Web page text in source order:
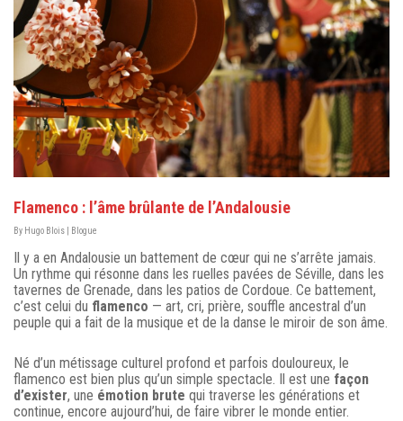
Flamenco : l’âme brûlante de l’Andalousie
By Hugo Blois Blogue
Il y a en Andalousie un battement de cœur qui ne s’arrête jamais.
Un rythme qui résonne dans les ruelles pavées de Séville, dans les
tavernes de Grenade, dans les patios de Cordoue. Ce battement,
c’est celui du flamenco — art, cri, prière, souffle ancestral d’un
peuple qui a fait de la musique et de la danse le miroir de son âme.
Né d’un métissage culturel profond et parfois douloureux, le
flamenco est bien plus qu’un simple spectacle. Il est une façon
d’exister, une émotion brute qui traverse les générations et
continue, encore aujourd’hui, de faire vibrer le monde entier.